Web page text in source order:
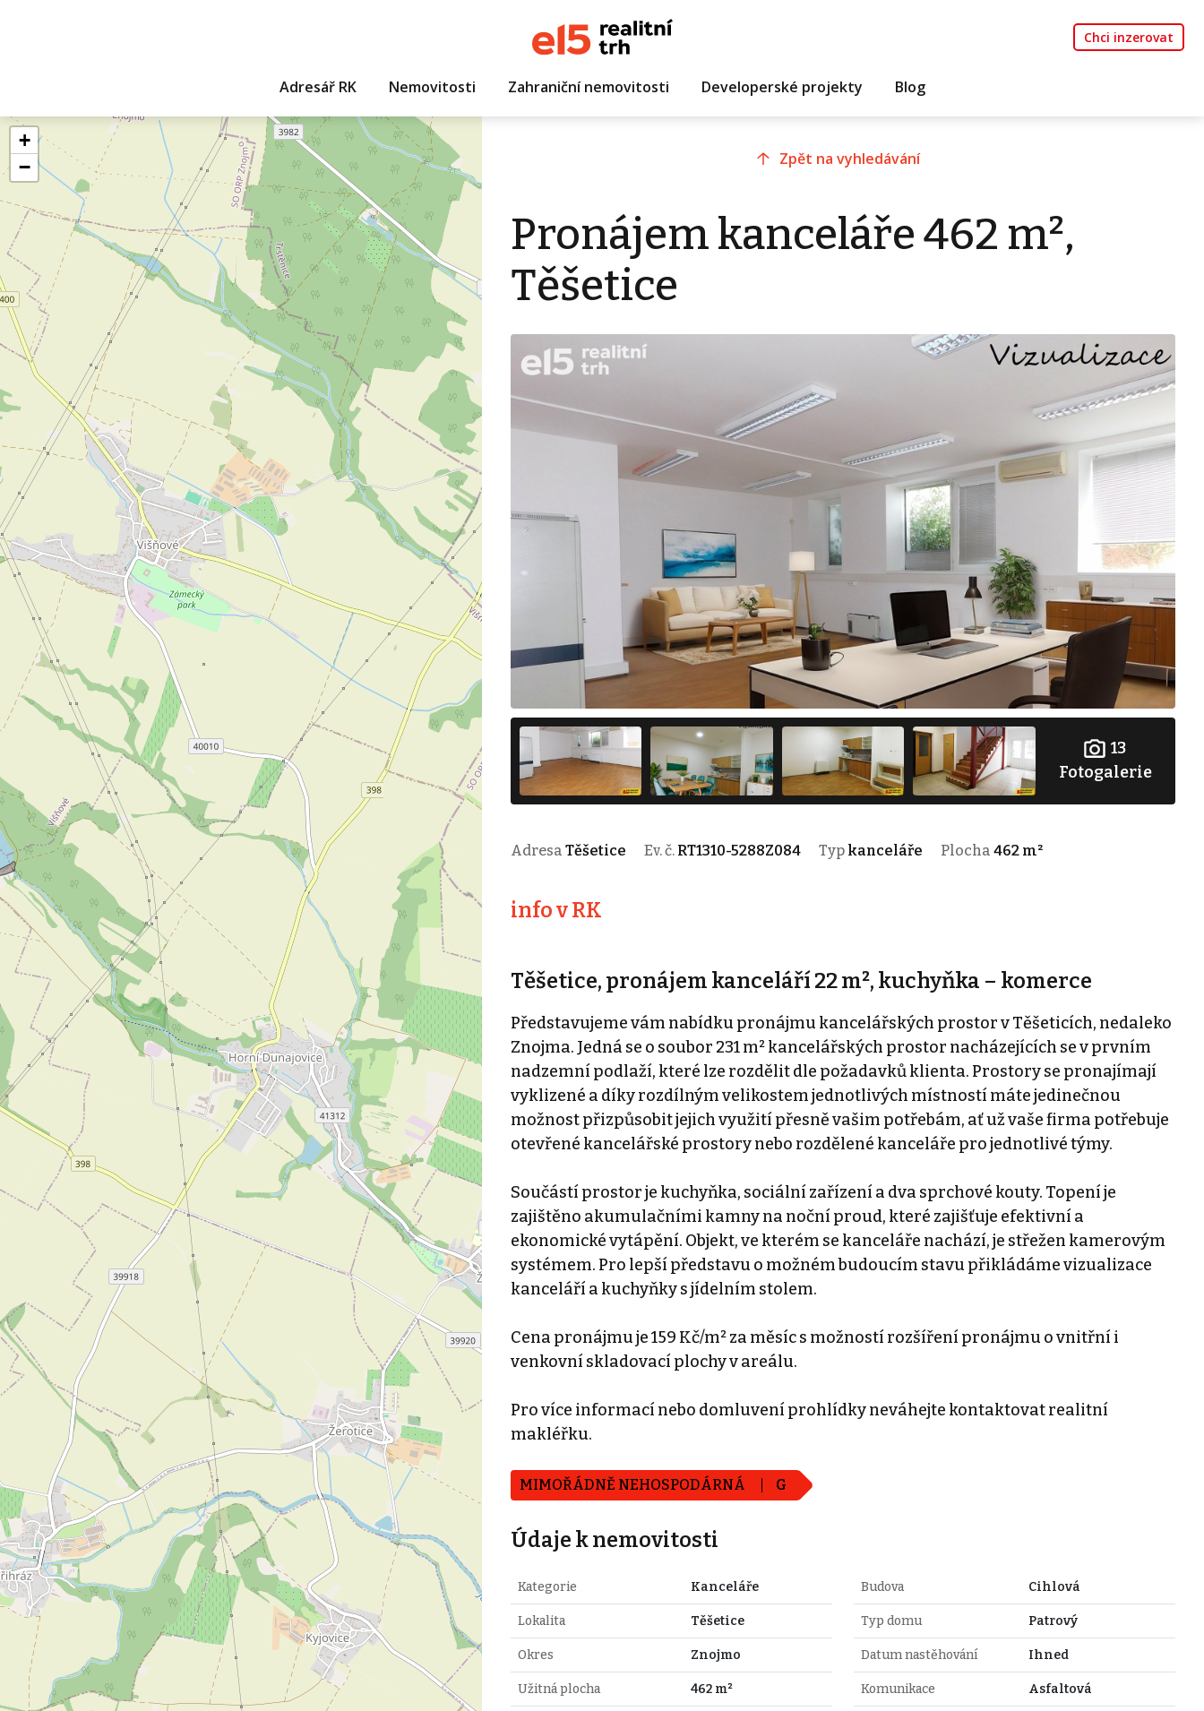
Chci inzerovat
Adresář RK Nemovitosti Zahraniční nemovitosti Developerské projekty Blog
+
−
Zpět na vyhledávání
Pronájem kanceláře 462 m²,
Těšetice
13
Fotogalerie
Adresa Těšetice Ev. č. RT1310-5288Z084 Typ kanceláře Plocha 462 m²
info v RK
Těšetice, pronájem kanceláří 22 m², kuchyňka – komerce
Představujeme vám nabídku pronájmu kancelářských prostor v Těšeticích, nedaleko
Znojma. Jedná se o soubor 231 m² kancelářských prostor nacházejících se v prvním
nadzemní podlaží, které lze rozdělit dle požadavků klienta. Prostory se pronajímají
vyklizené a díky rozdílným velikostem jednotlivých místností máte jedinečnou
možnost přizpůsobit jejich využití přesně vašim potřebám, ať už vaše firma potřebuje
otevřené kancelářské prostory nebo rozdělené kanceláře pro jednotlivé týmy.
Součástí prostor je kuchyňka, sociální zařízení a dva sprchové kouty. Topení je
zajištěno akumulačními kamny na noční proud, které zajišťuje efektivní a
ekonomické vytápění. Objekt, ve kterém se kanceláře nachází, je střežen kamerovým
systémem. Pro lepší představu o možném budoucím stavu přikládáme vizualizace
kanceláří a kuchyňky s jídelním stolem.
Cena pronájmu je 159 Kč/m² za měsíc s možností rozšíření pronájmu o vnitřní i
venkovní skladovací plochy v areálu.
Pro více informací nebo domluvení prohlídky neváhejte kontaktovat realitní
makléřku.
MIMOŘÁDNĚ NEHOSPODÁRNÁ G
Údaje k nemovitosti
Kategorie Kanceláře
Lokalita Těšetice
Okres Znojmo
Užitná plocha 462 m²
Budova Cihlová
Typ domu Patrový
Datum nastěhování Ihned
Komunikace Asfaltová